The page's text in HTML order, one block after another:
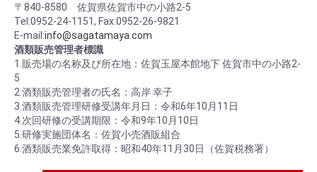
〒840-8580 佐賀県佐賀市中の小路2-5
Tel:0952-24-1151, Fax:0952-26-9821
E-mail:info@sagatamaya.com
酒類販売管理者標識
1.販売場の名称及び所在地：佐賀玉屋本館地下 佐賀市中の小路2-
5
2.酒類販売管理者の氏名：高岸 幸子
3.酒類販売管理研修受講年月日：令和6年10月11日
4.次回研修の受講期限：令和9年10月10日
5.研修実施団体名：佐賀小売酒販組合
6.酒類販売業免許取得：昭和40年11月30日（佐賀税務署）